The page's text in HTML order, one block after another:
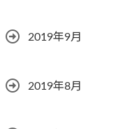
2019年9月
2019年8月